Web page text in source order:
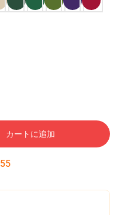
カートに追加
54